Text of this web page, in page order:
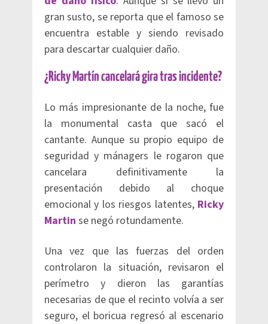
gran susto, se reporta que el famoso se
encuentra estable y siendo revisado
para descartar cualquier daño.
¿Ricky Martín cancelará gira tras incidente?
Lo más impresionante de la noche, fue
la monumental casta que sacó el
cantante. Aunque su propio equipo de
seguridad y mánagers le rogaron que
cancelara definitivamente la
presentación debido al choque
emocional y los riesgos latentes,Ricky
Martin se negó rotundamente.
Una vez que las fuerzas del orden
controlaron la situación, revisaron el
perímetro y dieron las garantías
necesarias de que el recinto volvía a ser
seguro, el boricua regresó al escenario